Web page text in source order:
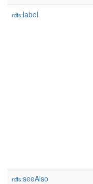
rdfs:label
rdfs:seeAlso